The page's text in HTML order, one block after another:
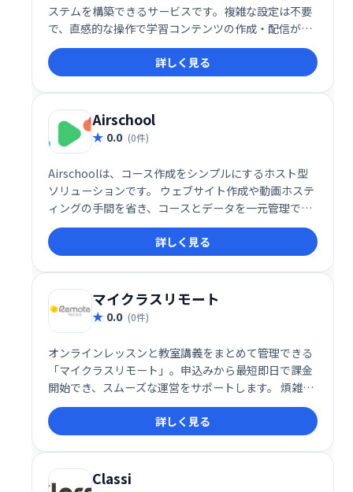
ステムを構築できるサービスです。複雑な設定は不要
で、直感的な操作で学習コンテンツの作成・配信が可
能。充実した機能で、効果的なeラーニングを実現
し、学習者の満足度向上に貢献します。
詳しく見る
Airschool
0.0 (0件)
Airschoolは、コース作成をシンプルにするホスト型
ソリューションです。 ウェブサイト作成や動画ホステ
ィングの手間を省き、コースとデータを一元管理でき
ます。 洗練された公開プロファイルで、学習者へ効果
的にコースを提供可能です。 複雑な設定不要で、すぐ
にコース公開を始められます。
詳しく見る
マイクラスリモート
0.0 (0件)
オンラインレッスンと教室講義をまとめて管理できる
「マイクラスリモート」。申込みから最短即日で課金
開始でき、スムーズな運営をサポートします。 煩雑な
管理業務を効率化し、運営の負担を軽減。 柔軟なシス
テムで、様々な学習形態に対応可能です。
詳しく見る
Classi